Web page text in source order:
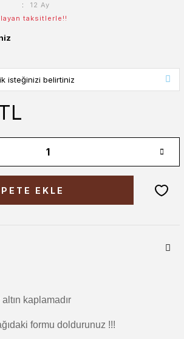
12 Ay
taksitlerle!!
EKLE
kaplamadır
formu doldurunuz !!!